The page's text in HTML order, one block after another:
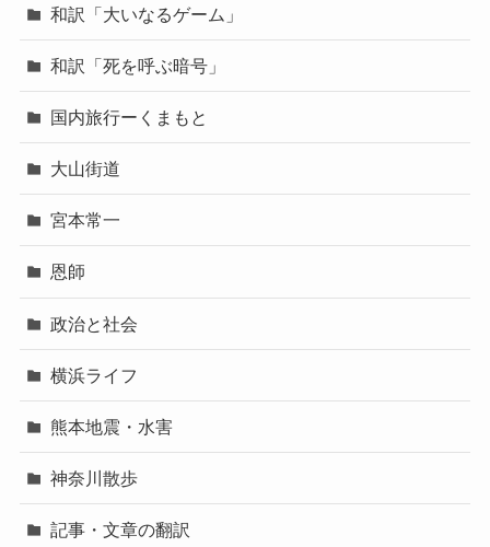
和訳「大いなるゲーム」
和訳「死を呼ぶ暗号」
国内旅行ーくまもと
大山街道
宮本常一
恩師
政治と社会
横浜ライフ
熊本地震・水害
神奈川散歩
記事・文章の翻訳